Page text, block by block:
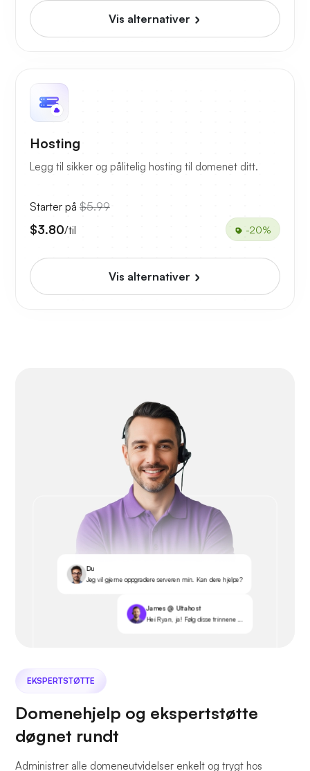
Vis alternativer
Hosting
Legg til sikker og pålitelig hosting til domenet ditt.
Starter på $5.99
$3.80/til -20%
Vis alternativer
Du
Jeg vil gjerne oppgradere serveren min. Kan dere hjelpe?
James @ Ultahost
Hei Ryan, ja! Følg disse trinnene ...
EKSPERTSTØTTE
Domenehjelp og ekspertstøtte
døgnet rundt
Administrer alle domeneutvidelser enkelt og trygt hos